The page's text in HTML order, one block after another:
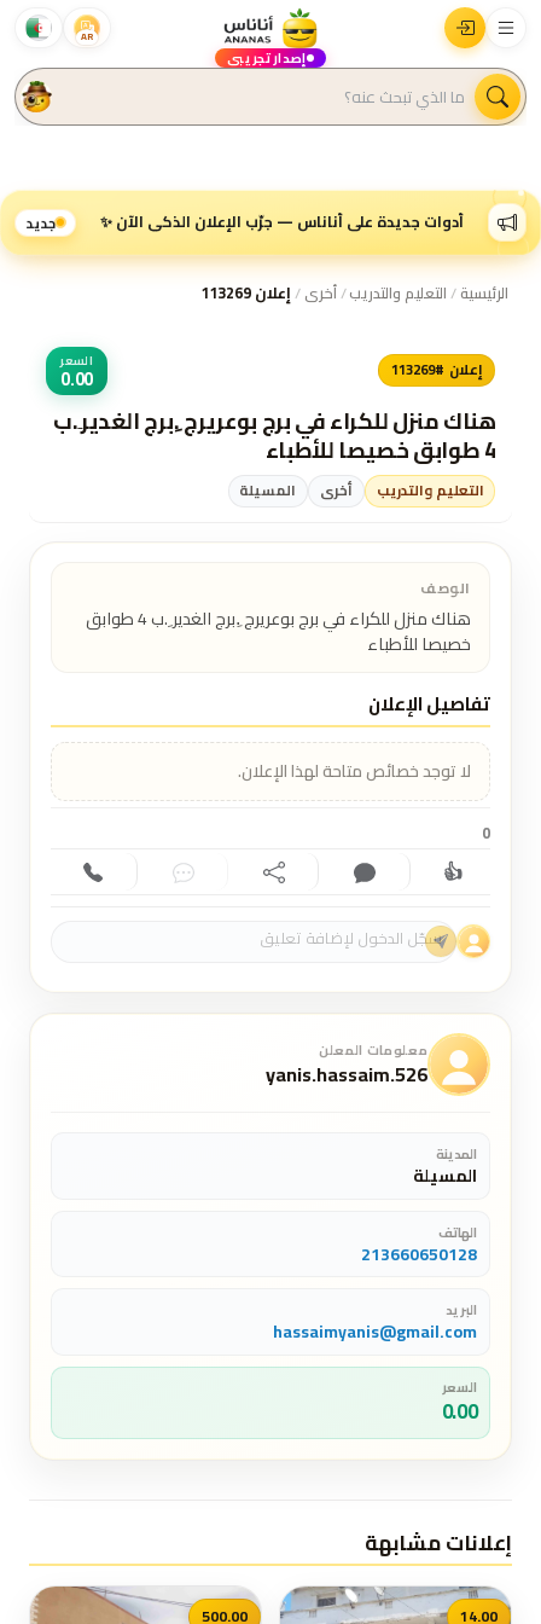
AR
إصدار تجريبي
أدوات جديدة على أناناس — جرّب الإعلان الذكي الآن ✨ جديد
الرئيسية/التعليم والتدريب/أخرى/إعلان 113269
إعلان #113269 السعر
0.00
هناك منزل للكراء في برج بوعريرج .ِبرج الغدير ِ.ب
4 طوابق خصيصا للأطباء
التعليم والتدريب أخرى المسيلة
الوصف
هناك منزل للكراء في برج بوعريرج .ِبرج الغدير ِ.ب 4 طوابق
خصيصا للأطباء
تفاصيل الإعلان
لا توجد خصائص متاحة لهذا الإعلان.
0
👍إعجاب (0) تعليق (0) مشاركة دردشة اتصال
معلومات المعلن
yanis.hassaim.526
المدينة
المسيلة
الهاتف
213660650128
البريد
hassaimyanis@gmail.com
السعر
0.00
إعلانات مشابهة
14.00
500.00